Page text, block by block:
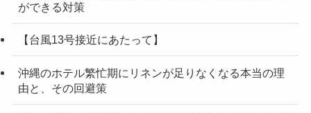
ができる対策
【台風13号接近にあたって】
沖縄のホテル繁忙期にリネンが足りなくなる本当の理
由と、その回避策